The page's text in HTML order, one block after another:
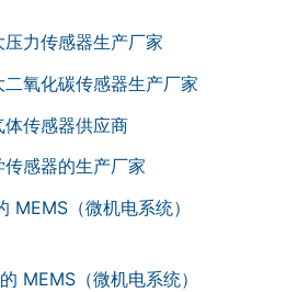
力传感器生产厂家
氧化碳传感器生产厂家
体传感器供应商
传感器的生产厂家
MEMS（微机电系统）
MEMS（微机电系统）